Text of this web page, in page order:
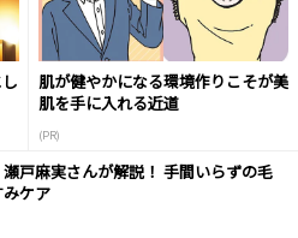
肌が健やかになる環境作りこそが美
肌を手に入れる近道
(PR)
戸麻実さんが解説！ 手間いらずの毛
ケア